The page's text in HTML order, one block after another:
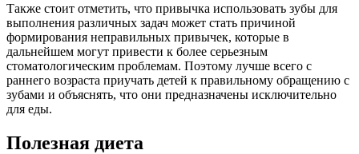
Также стоит отметить, что привычка использовать зубы для
выполнения различных задач может стать причиной
формирования неправильных привычек, которые в
дальнейшем могут привести к более серьезным
стоматологическим проблемам. Поэтому лучше всего с
раннего возраста приучать детей к правильному обращению с
зубами и объяснять, что они предназначены исключительно
для еды.
Полезная диета